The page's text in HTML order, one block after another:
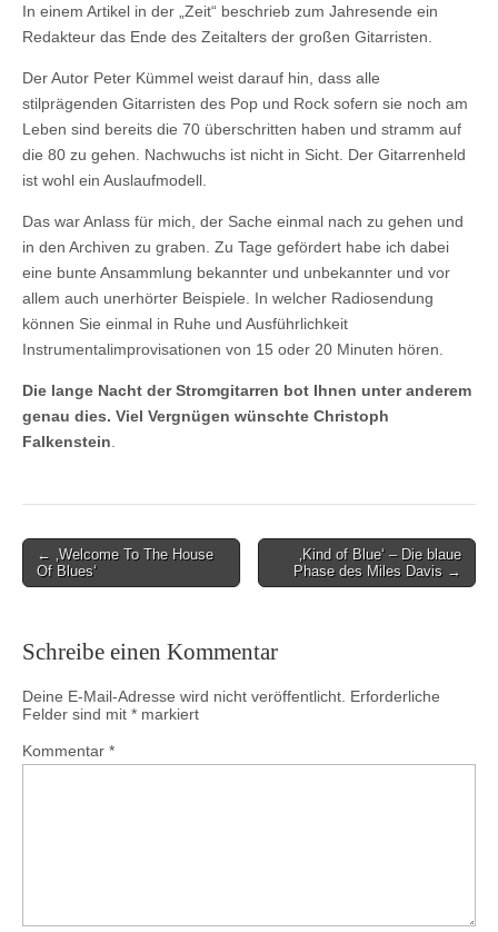
In einem Artikel in der „Zeit“ beschrieb zum Jahresende ein
Redakteur das Ende des Zeitalters der großen Gitarristen.
Der Autor Peter Kümmel weist darauf hin, dass alle
stilprägenden Gitarristen des Pop und Rock sofern sie noch am
Leben sind bereits die 70 überschritten haben und stramm auf
die 80 zu gehen. Nachwuchs ist nicht in Sicht. Der Gitarrenheld
ist wohl ein Auslaufmodell.
Das war Anlass für mich, der Sache einmal nach zu gehen und
in den Archiven zu graben. Zu Tage gefördert habe ich dabei
eine bunte Ansammlung bekannter und unbekannter und vor
allem auch unerhörter Beispiele. In welcher Radiosendung
können Sie einmal in Ruhe und Ausführlichkeit
Instrumentalimprovisationen von 15 oder 20 Minuten hören.
Die lange Nacht der Stromgitarren bot Ihnen unter anderem
genau dies. Viel Vergnügen wünschte Christoph
Falkenstein
Post
navigation
← ‚Welcome To The House
Of Blues‘
‚Kind of Blue‘ – Die blaue
Phase des Miles Davis →
Schreibe einen Kommentar
Deine E-Mail-Adresse wird nicht veröffentlicht. Erforderliche
Felder sind mit * markiert
Kommentar *